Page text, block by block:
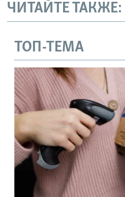
ЧИТАЙТЕ ТАКЖЕ:
ТОП-ТЕМА